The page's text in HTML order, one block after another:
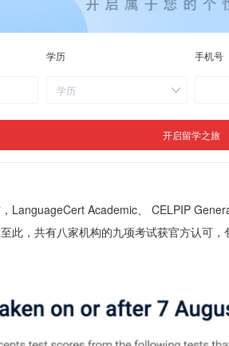
中国香港
LanguageCert Academic、 CELPIP
此，共有八家机构的九项考试获官方认可